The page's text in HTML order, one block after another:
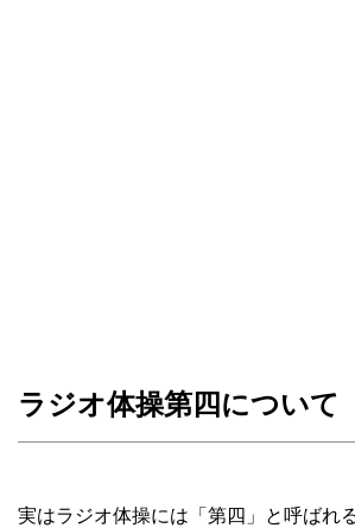
ラジオ体操第四について
実はラジオ体操には「第四」と呼ばれ